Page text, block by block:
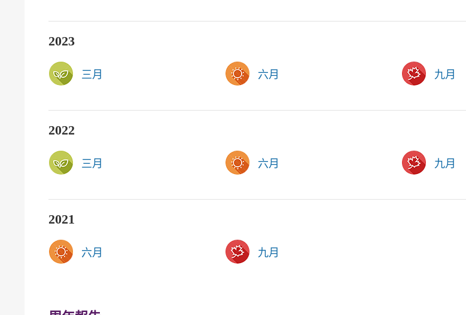
2023
三月 六月 九月
2022
三月 六月 九月
2021
六月 九月